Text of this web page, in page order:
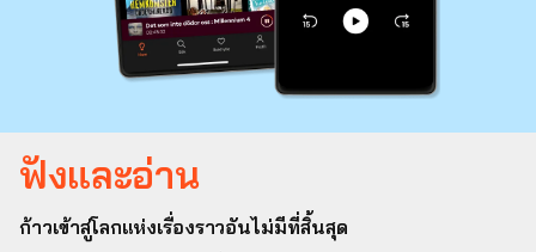
ฟังและอ่าน
ก้าวเข้าสู่โลกแห่งเรื่องราวอันไม่มีที่สิ้นสุด